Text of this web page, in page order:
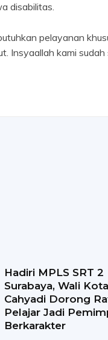
disabilitas.
pelayanan
Insyaallah kami
Hadiri MPLS SRT 2
Surabaya, Wali
Cahyadi Dorong
Pelajar Jadi
Berkarakter